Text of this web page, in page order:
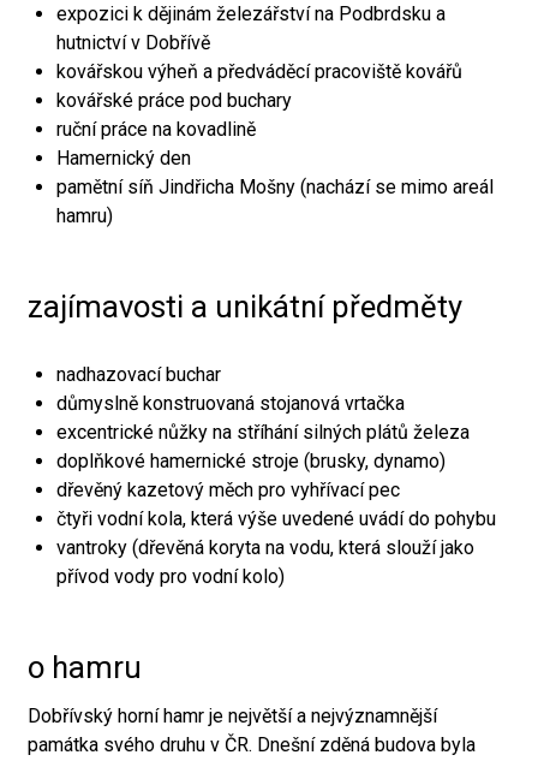
expozici k dějinám železářství na Podbrdsku a
hutnictví v Dobřívě
kovářskou výheň a předváděcí pracoviště kovářů
kovářské práce pod buchary
ruční práce na kovadlině
Hamernický den
pamětní síň Jindřicha Mošny (nachází se mimo areál
hamru)
zajímavosti a unikátní předměty
nadhazovací buchar
důmyslně konstruovaná stojanová vrtačka
excentrické nůžky na stříhání silných plátů železa
doplňkové hamernické stroje (brusky, dynamo)
dřevěný kazetový měch pro vyhřívací pec
čtyři vodní kola, která výše uvedené uvádí do pohybu
vantroky (dřevěná koryta na vodu, která slouží jako
přívod vody pro vodní kolo)
o hamru
Dobřívský horní hamr je největší a nejvýznamnější
památka svého druhu v ČR. Dnešní zděná budova byla